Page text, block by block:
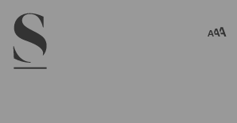
Navigation menu